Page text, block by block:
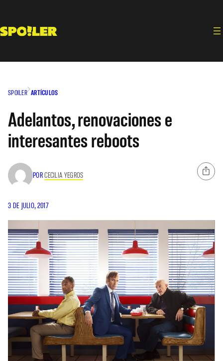
contenido
SPOILER ARTÍCULOS
Adelantos, renovaciones e
interesantes reboots
PORCECILIA YEGROS
3 DE JULIO, 2017